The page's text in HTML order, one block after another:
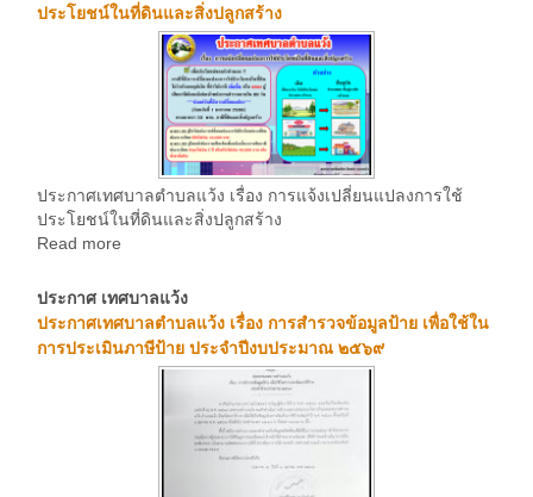
ประโยชน์ในที่ดินและสิ่งปลูกสร้าง
ประกาศเทศบาลตำบลแว้ง เรื่อง การแจ้งเปลี่ยนแปลงการใช้
ประโยชน์ในที่ดินและสิ่งปลูกสร้าง
Read more
ประกาศ เทศบาลแว้ง
ประกาศเทศบาลตำบลแว้ง เรื่อง การสำรวจข้อมูลป้าย เพื่อใช้ใน
การประเมินภาษีป้าย ประจำปีงบประมาณ ๒๕๖๙